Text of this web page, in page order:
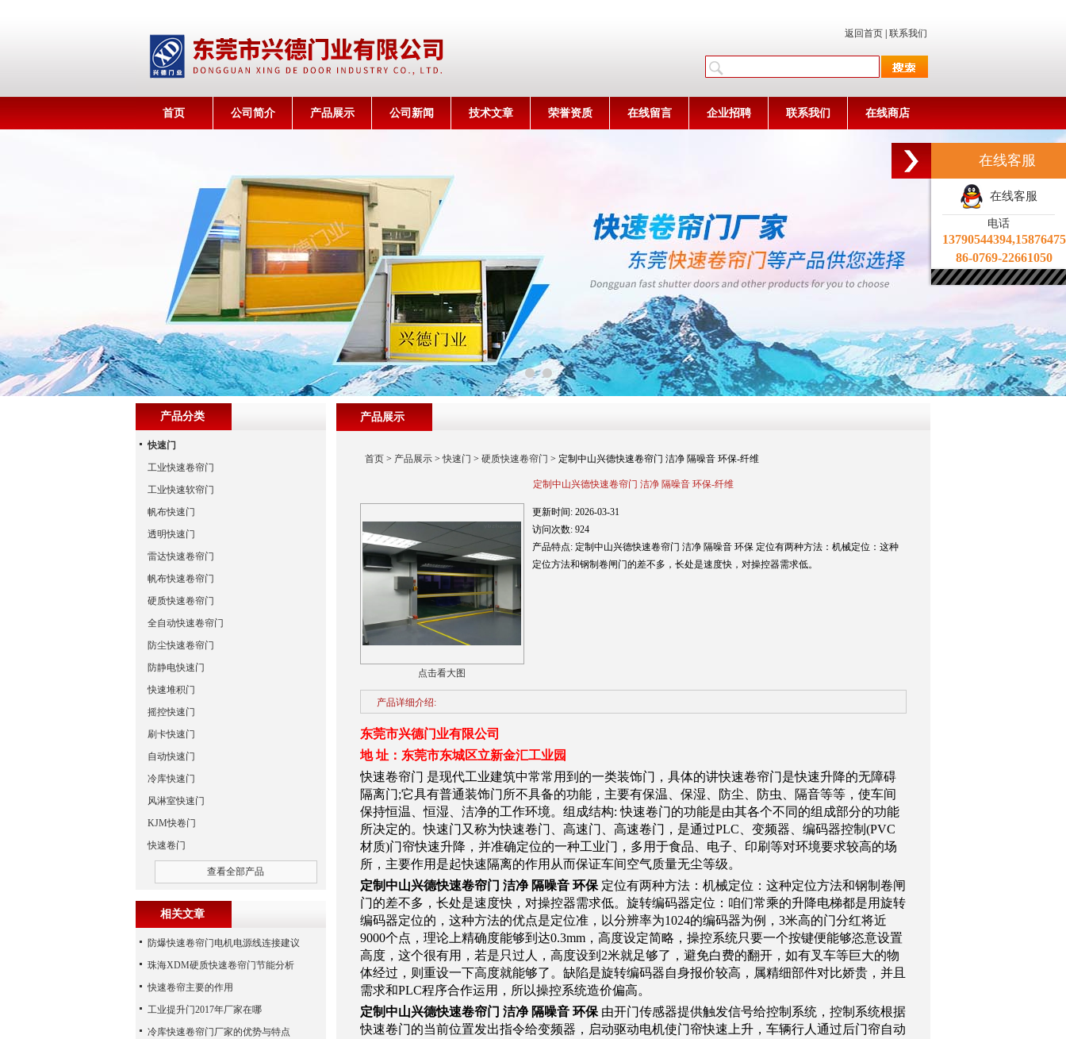
返回首页 联系我们
首页 公司简介 产品展示 公司新闻 技术文章 荣誉资质 在线留言 企业招聘 联系我们 在线商店
产品展示
首页> 产品展示>快速门 > 硬质快速卷帘门 > 定制中山兴德快速卷帘门 洁净 隔噪音 环保-纤维
定制中山兴德快速卷帘门 洁净 隔噪音 环保-纤维
点击看大图
更新时间: 2026-03-31
访问次数: 924
产品特点: 定制中山兴德快速卷帘门 洁净 隔噪音 环保 定位有两种方法：机械定位：这种
定位方法和钢制卷闸门的差不多，长处是速度快，对操控器需求低。
产品详细介绍:
东莞市兴德门业有限公司
地 址：东莞市东城区立新金汇工业园
快速卷帘门 是现代工业建筑中常常用到的一类装饰门，具体的讲快速卷帘门是快速升降的无障碍
隔离门;它具有普通装饰门所不具备的功能，主要有保温、保湿、防尘、防虫、隔音等等，使车间
保持恒温、恒湿、洁净的工作环境。组成结构: 快速卷门的功能是由其各个不同的组成部分的功能
所决定的。快速门又称为快速卷门、高速门、高速卷门，是通过PLC、变频器、编码器控制(PVC
材质)门帘快速升降，并准确定位的一种工业门，多用于食品、电子、印刷等对环境要求较高的场
所，主要作用是起快速隔离的作用从而保证车间空气质量无尘等级。
定制中山兴德快速卷帘门 洁净 隔噪音 环保定位有两种方法：机械定位：这种定位方法和钢制卷闸
门的差不多，长处是速度快，对操控器需求低。旋转编码器定位：咱们常乘的升降电梯都是用旋转
编码器定位的，这种方法的优点是定位准，以分辨率为1024的编码器为例，3米高的门分红将近
9000个点，理论上精确度能够到达0.3mm，高度设定简略，操控系统只要一个按键便能够恣意设置
高度，这个很有用，若是只过人，高度设到2米就足够了，避免白费的翻开，如有叉车等巨大的物
体经过，则重设一下高度就能够了。缺陷是旋转编码器自身报价较高，属精细部件对比娇贵，并且
需求和PLC程序合作运用，所以操控系统造价偏高。
定制中山兴德快速卷帘门 洁净 隔噪音 环保由开门传感器提供触发信号给控制系统，控制系统根据
快速卷门的当前位置发出指令给变频器，启动驱动电机使门帘快速上升，车辆行人通过后门帘自动
产品分类
快速门
工业快速卷帘门
工业快速软帘门
帆布快速门
透明快速门
雷达快速卷帘门
帆布快速卷帘门
硬质快速卷帘门
全自动快速卷帘门
防尘快速卷帘门
防静电快速门
快速堆积门
摇控快速门
刷卡快速门
自动快速门
冷库快速门
风淋室快速门
KJM快卷门
快速卷门
查看全部产品
相关文章
防爆快速卷帘门电机电源线连接建议
珠海XDM硬质快速卷帘门节能分析
快速卷帘主要的作用
工业提升门2017年厂家在哪
冷库快速卷帘门厂家的优势与特点
在线客服
在线客服
电话
86-0769-22661050